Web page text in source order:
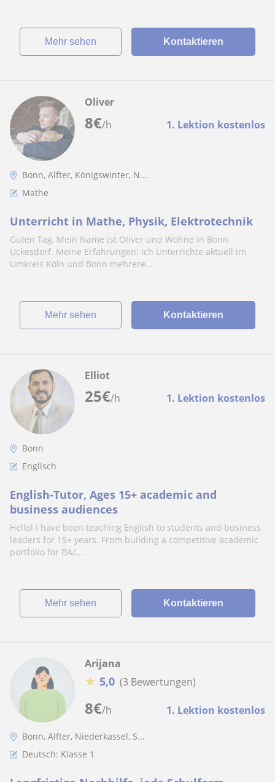
Mehr sehen Kontaktieren
8€/h 1. Lektion kostenlos
Oliver
Bonn, Alfter, Königswinter, N...
Mathe
Unterricht in Mathe, Physik, Elektrotechnik
Guten Tag, Mein Name ist Oliver und Wohne in Bonn
Ückesdorf. Meine Erfahrungen: Ich Unterrichte aktuell im
Umkreis Köln und Bonn mehrere...
Mehr sehen Kontaktieren
25€/h 1. Lektion kostenlos
Elliot
Bonn
Englisch
English-Tutor, Ages 15+ academic and
business audiences
Hello! I have been teaching English to students and business
leaders for 15+ years. From building a competitive academic
portfolio for BA/...
Mehr sehen Kontaktieren
8€/h 1. Lektion kostenlos
Arijana
★ 5,0 (3 Bewertungen)
Bonn, Alfter, Niederkassel, S...
Deutsch: Klasse 1